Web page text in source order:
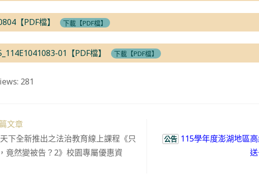
【PDF檔】 下載【PDF檔】
01【PDF檔】 下載【PDF檔】
281
文章
下全新推出之法治教育線上課程《只
竟然變被告？2》校園專屬優惠資
公告 115學年度澎湖地區